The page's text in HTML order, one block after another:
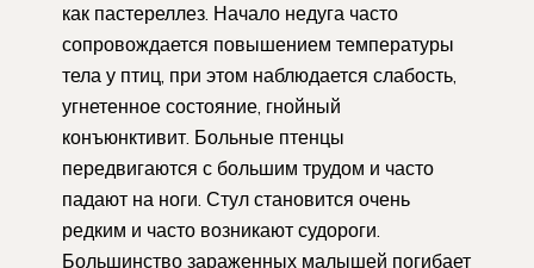
как пастереллез. Начало недуга часто
сопровождается повышением температуры
тела у птиц, при этом наблюдается слабость,
угнетенное состояние, гнойный
конъюнктивит. Больные птенцы
передвигаются с большим трудом и часто
падают на ноги. Стул становится очень
редким и часто возникают судороги.
Большинство зараженных малышей погибает